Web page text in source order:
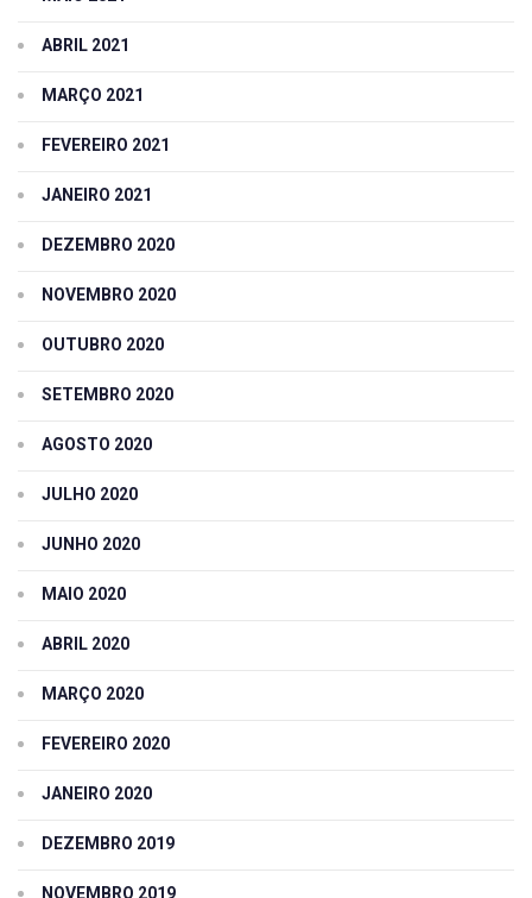
ABRIL 2021
MARÇO 2021
FEVEREIRO 2021
JANEIRO 2021
DEZEMBRO 2020
NOVEMBRO 2020
OUTUBRO 2020
SETEMBRO 2020
AGOSTO 2020
JULHO 2020
JUNHO 2020
MAIO 2020
ABRIL 2020
MARÇO 2020
FEVEREIRO 2020
JANEIRO 2020
DEZEMBRO 2019
NOVEMBRO 2019